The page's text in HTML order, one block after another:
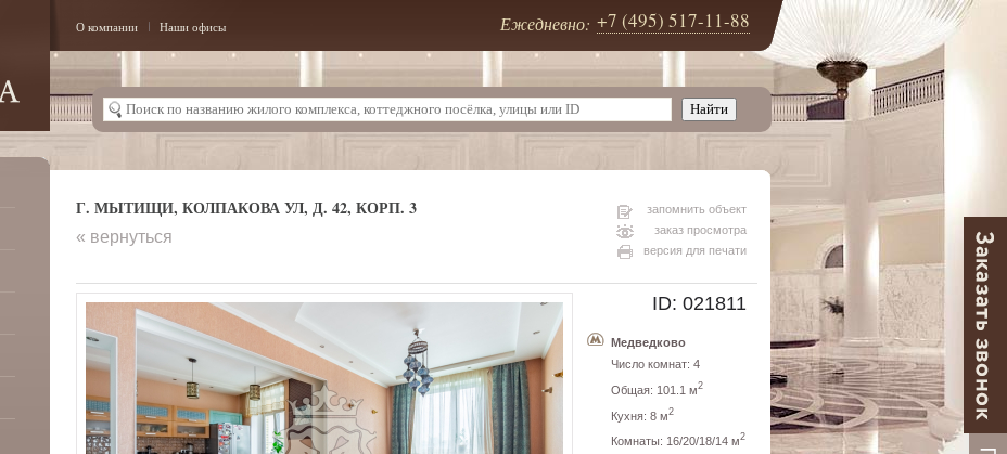
О компании Наши офисы Ежедневно: +7 (495) 517-11-88
Г. МЫТИЩИ, КОЛПАКОВА УЛ, Д. 42, КОРП. 3
запомнить объект
заказ просмотра
версия для печати
« вернуться
ID: 021811
Медведково
Число комнат: 4
Общая: 101.1 м2
Кухня: 8 м2
Комнаты: 16/20/18/14 м2